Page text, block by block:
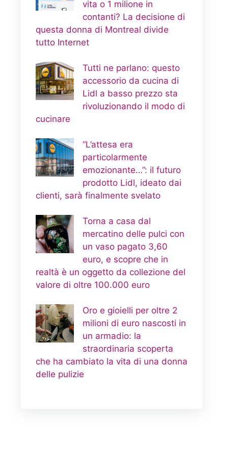
vita o 1 milione in
contanti? La decisione di
questa donna di Montreal divide
tutto Internet
Tutti ne parlano: questo
accessorio da cucina di
Lidl a basso prezzo sta
rivoluzionando il modo di
cucinare
“L’attesa era
particolarmente
emozionante…”: il futuro
prodotto Lidl, ideato dai
clienti, sarà finalmente svelato
Torna a casa dal
mercatino delle pulci con
un vaso pagato 3,60
euro, e scopre che in
realtà è un oggetto da collezione del
valore di oltre 100.000 euro
Oro e gioielli per oltre 2
milioni di euro nascosti in
un armadio: la
straordinaria scoperta
che ha cambiato la vita di una donna
delle pulizie